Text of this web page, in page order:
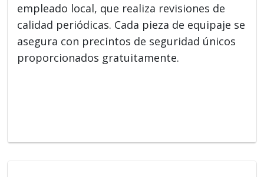
empleado local, que realiza revisiones de
calidad periódicas. Cada pieza de equipaje se
asegura con precintos de seguridad únicos
proporcionados gratuitamente.